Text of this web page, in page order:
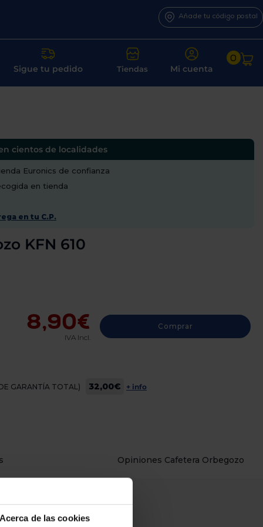
Acerca de las cookies
Añade tu código postal
Sigue tu pedido Tiendas Mi cuenta
0
cientos de localidades
Euronics de confianza
en tienda
en tu C.P.
KFN 610
8,90€
IVA Incl.
Comprar
GARANTÍA TOTAL) 32,00€ + info
Opiniones Cafetera Orbegozo